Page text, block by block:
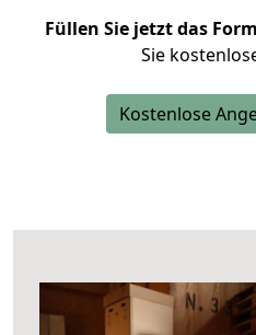
Füllen Sie jetzt das
Sie
Kostenlose